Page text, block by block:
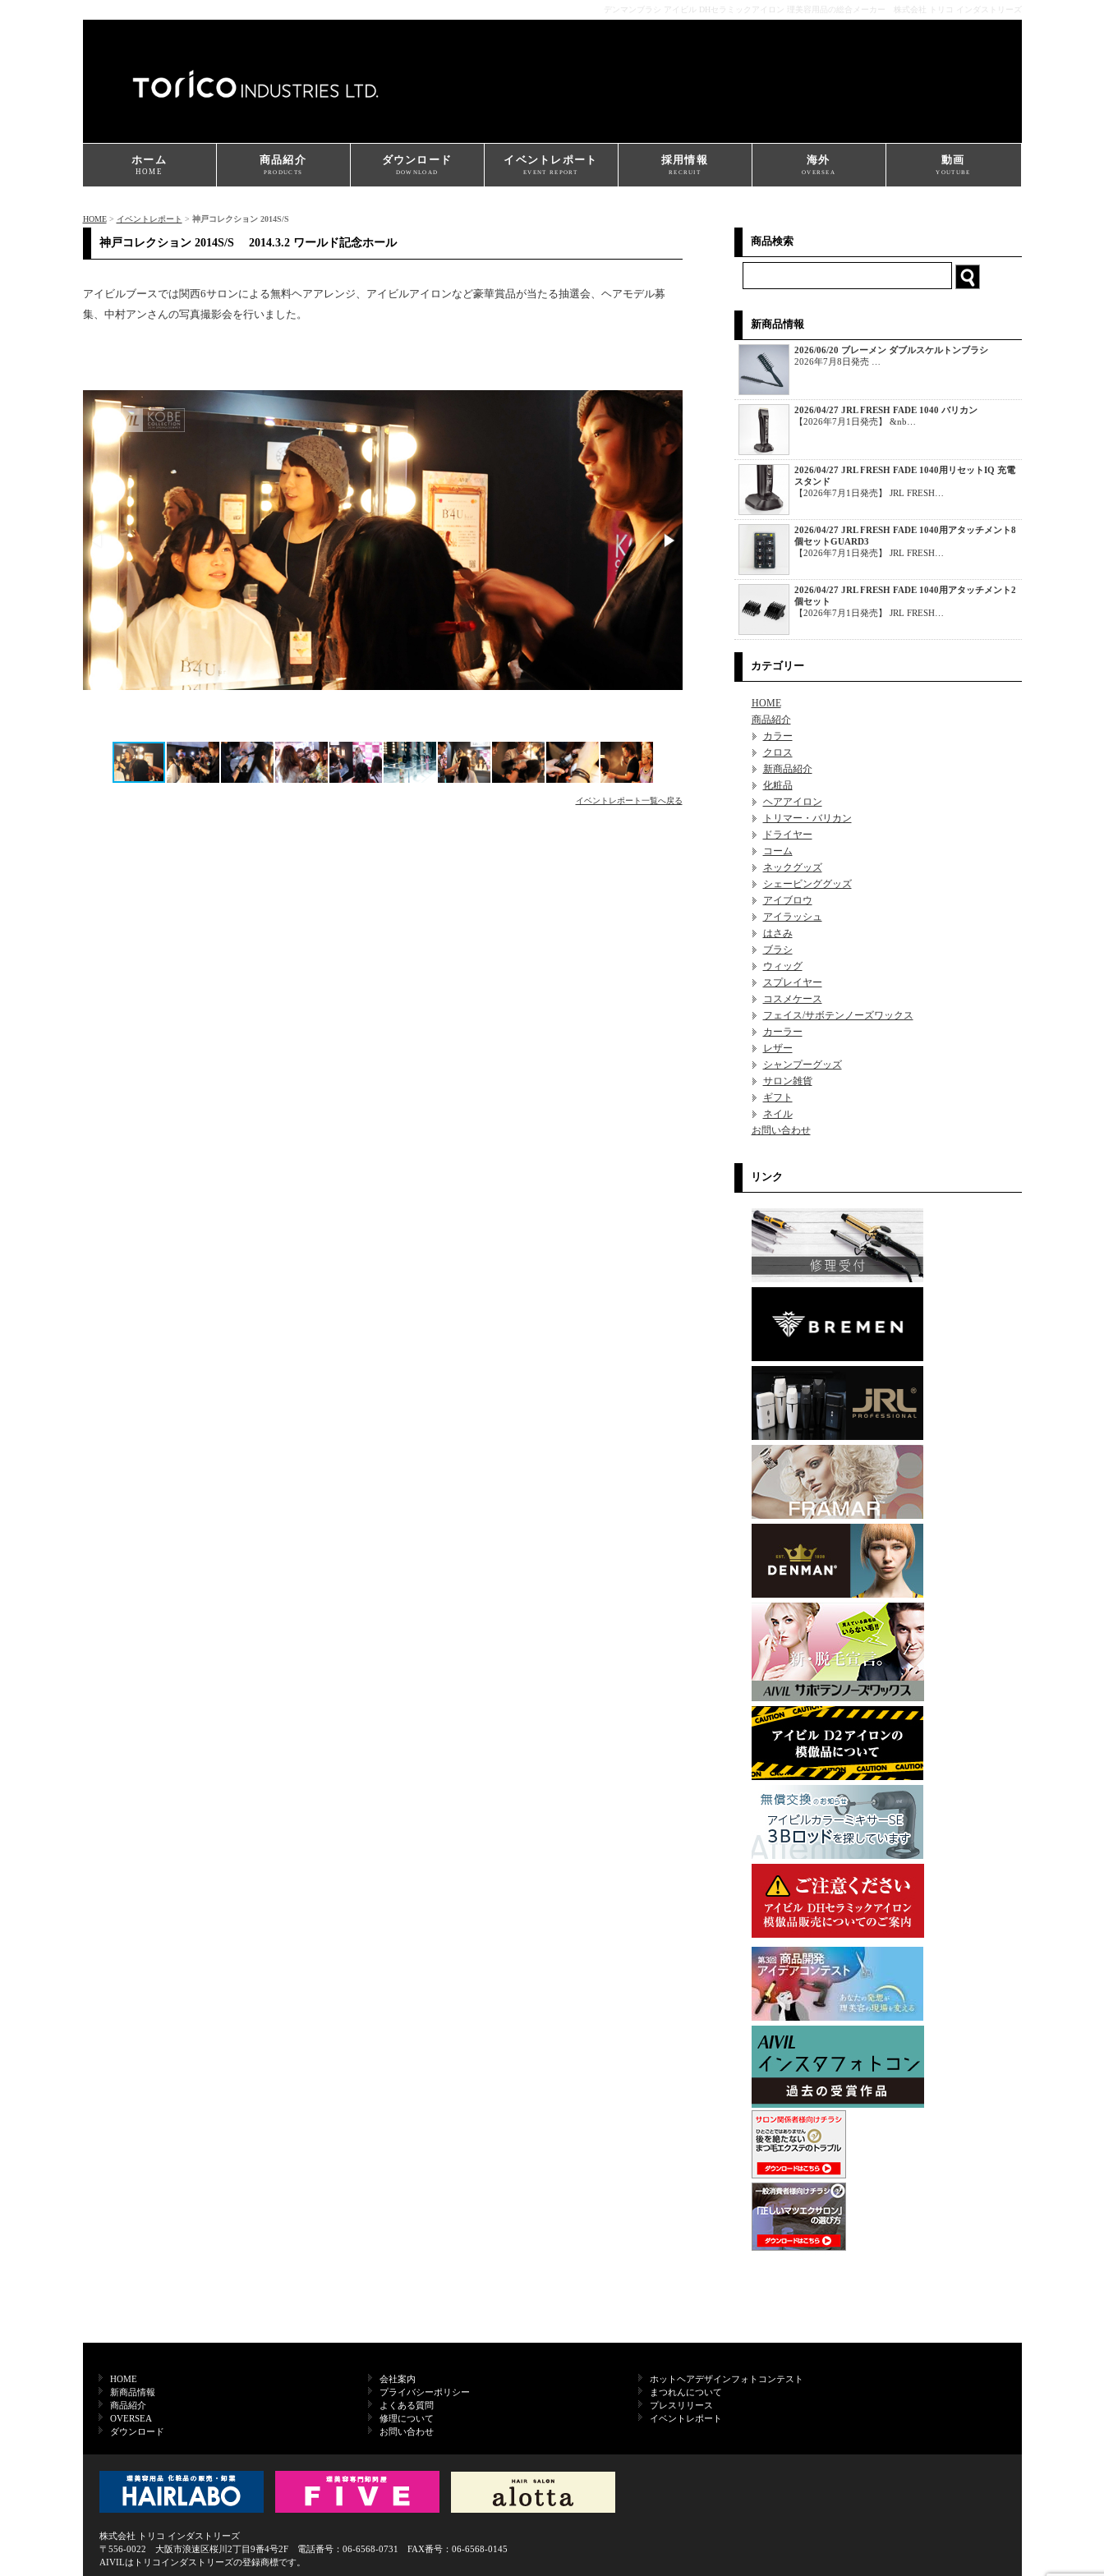
デンマンブラシ アイビル DHセラミックアイロン 理美容用品の総合メーカー 株式会社 トリコ インダストリーズ
ホーム
HOME
商品紹介
PRODUCTS
ダウンロード
DOWNLOAD
イベントレポート
EVENT REPORT
採用情報
RECRUIT
海外
OVERSEA
動画
YOUTUBE
HOME> イベントレポート > 神戸コレクション 2014S/S
神戸コレクション 2014S/S 2014.3.2 ワールド記念ホール
アイビルブースでは関西6サロンによる無料ヘアアレンジ、アイビルアイロンなど豪華賞品が当たる抽選会、ヘアモデル募
集、中村アンさんの写真撮影会を行いました。
イベントレポート一覧へ戻る
商品検索
新商品情報
2026/06/20 ブレーメン ダブルスケルトンブラシ
2026年7月8日発売 …
2026/04/27 JRL FRESH FADE 1040 バリカン
【2026年7月1日発売】 &nb…
2026/04/27 JRL FRESH FADE 1040用リセットIQ 充電
スタンド
【2026年7月1日発売】 JRL FRESH…
2026/04/27 JRL FRESH FADE 1040用アタッチメント8
個セットGUARD3
【2026年7月1日発売】 JRL FRESH…
2026/04/27 JRL FRESH FADE 1040用アタッチメント2
個セット
【2026年7月1日発売】 JRL FRESH…
カテゴリー
HOME
商品紹介
カラー
クロス
新商品紹介
化粧品
ヘアアイロン
トリマー・バリカン
ドライヤー
コーム
ネックグッズ
シェービンググッズ
アイブロウ
アイラッシュ
はさみ
ブラシ
ウィッグ
スプレイヤー
コスメケース
フェイス/サボテンノーズワックス
カーラー
レザー
シャンプーグッズ
サロン雑貨
ギフト
ネイル
お問い合わせ
リンク
HOME
新商品情報
商品紹介
OVERSEA
ダウンロード
会社案内
プライバシーポリシー
よくある質問
修理について
お問い合わせ
ホットヘアデザインフォトコンテスト
まつれんについて
プレスリリース
イベントレポート
株式会社 トリコ インダストリーズ
〒556-0022 大阪市浪速区桜川2丁目9番4号2F 電話番号：06-6568-0731 FAX番号：06-6568-0145
AIVILはトリコインダストリーズの登録商標です。